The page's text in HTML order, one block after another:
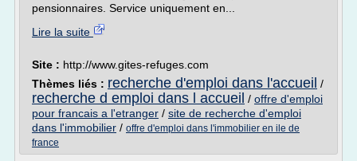
pensionnaires. Service uniquement en...
Lire la suite
Site : http://www.gites-refuges.com
Thèmes liés : recherche d'emploi dans l'accueil /
recherche d emploi dans l accueil / offre d'emploi
pour francais a l'etranger / site de recherche d'emploi
dans l'immobilier / offre d'emploi dans l'immobilier en ile de
france